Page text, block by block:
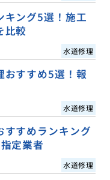
キング5選！施工
比較
水道修理
おすすめ5選！報
水道修理
すすめランキング
定業者
水道修理